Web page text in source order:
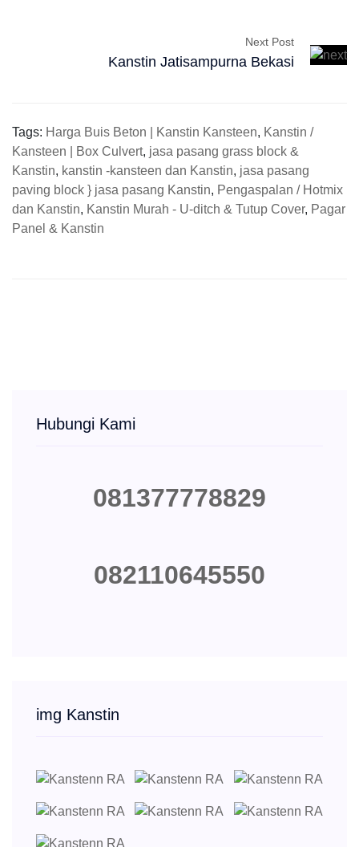
Next Post
Kanstin Jatisampurna Bekasi
Tags: Harga Buis Beton | Kanstin Kansteen, Kanstin /
Kansteen | Box Culvert, jasa pasang grass block &
Kanstin, kanstin -kansteen dan Kanstin, jasa pasang
paving block } jasa pasang Kanstin, Pengaspalan / Hotmix
dan Kanstin, Kanstin Murah - U-ditch & Tutup Cover, Pagar
Panel & Kanstin
Hubungi Kami
081377778829
082110645550
img Kanstin